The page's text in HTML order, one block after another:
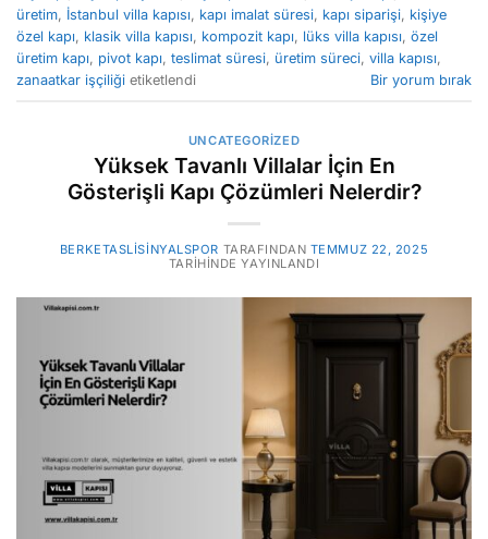
üretim, İstanbul villa kapısı, kapı imalat süresi, kapı siparişi, kişiye
özel kapı, klasik villa kapısı, kompozit kapı, lüks villa kapısı, özel
üretim kapı, pivot kapı, teslimat süresi, üretim süreci, villa kapısı,
zanaatkar işçiliği etiketlendi Bir yorum bırak
UNCATEGORIZED
Yüksek Tavanlı Villalar İçin En
Gösterişli Kapı Çözümleri Nelerdir?
BERKETASLISINYALSPOR TARAFINDAN TEMMUZ 22, 2025
TARIHINDE YAYINLANDI